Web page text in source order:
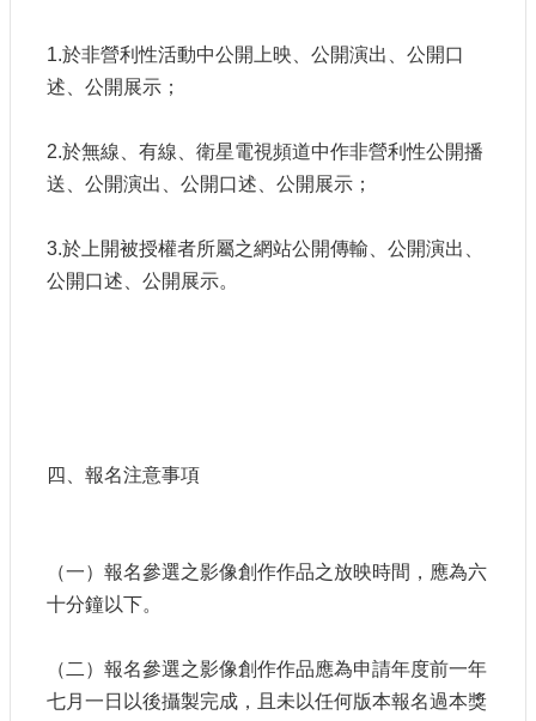
1.於非營利性活動中公開上映、公開演出、公開口
述、公開展示；
2.於無線、有線、衛星電視頻道中作非營利性公開播
送、公開演出、公開口述、公開展示；
3.於上開被授權者所屬之網站公開傳輸、公開演出、
公開口述、公開展示。
四、報名注意事項
（一）報名參選之影像創作作品之放映時間，應為六
十分鐘以下。
（二）報名參選之影像創作作品應為申請年度前一年
七月一日以後攝製完成，且未以任何版本報名過本獎